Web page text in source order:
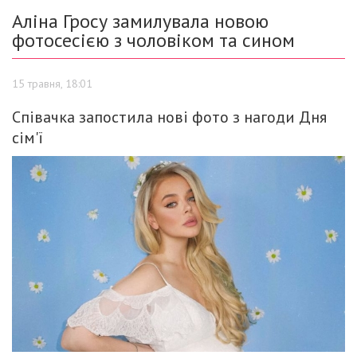
Аліна Гросу замилувала новою
фотосесією з чоловіком та сином
15 травня, 18:01
Співачка запостила нові фото з нагоди Дня
сім'ї